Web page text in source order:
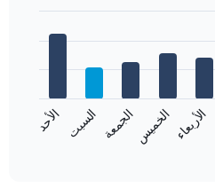
الأربعاء الخميسالجمعة السبت الأحد